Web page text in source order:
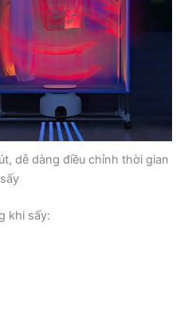
dễ dàng điều chỉnh thời gian
sấy
khi sấy: